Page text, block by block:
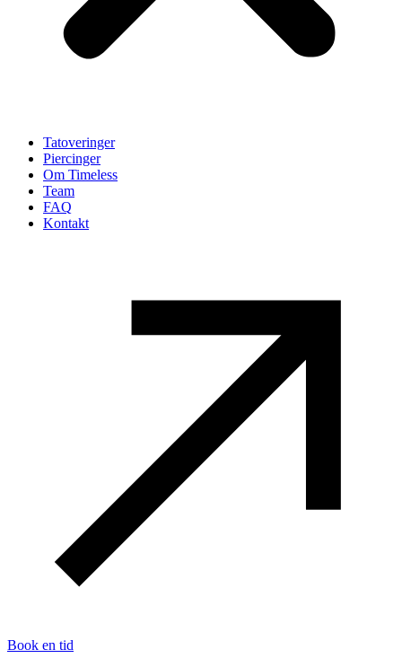
Tatoveringer
Piercinger
Om Timeless
Team
FAQ
Kontakt
Book en tid